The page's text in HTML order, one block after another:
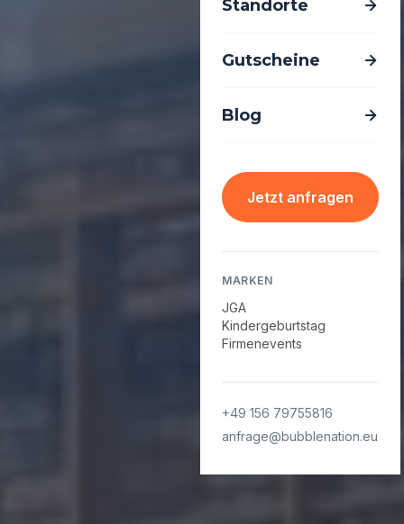
Standorte
Gutscheine
Blog
Jetzt anfragen
MARKEN
JGA
Kindergeburtstag
Firmenevents
+49 156 79755816
anfrage@bubblenation.eu